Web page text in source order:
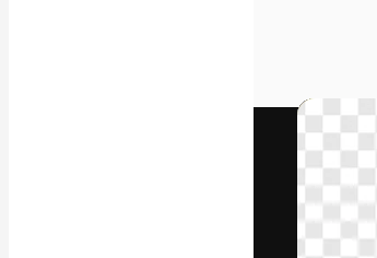
Vídeos
Ícones
Modelos 3D
Fontes